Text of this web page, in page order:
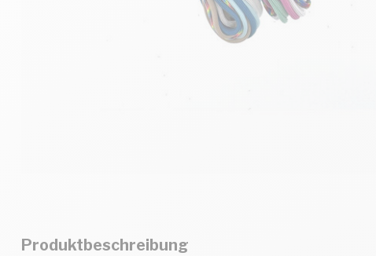
Produktbeschreibung